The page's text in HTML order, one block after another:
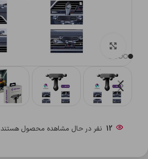
بزرگنمایی تصویر
12 نفر در حال مشاهده محصول هستند